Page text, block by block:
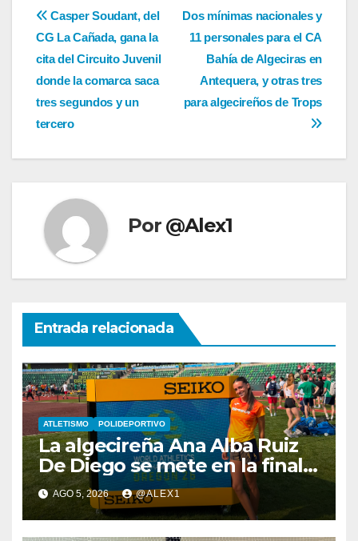
Navegación
de
entradas
Dos mínimas nacionales y
11 personales para el CA
Bahía de Algeciras en
Antequera, y otras tres
para algecireños de Trops
Casper Soudant, del
CG La Cañada, gana la
cita del Circuito Juvenil
donde la comarca saca
tres segundos y un
tercero
Por @Alex1
Entrada relacionada
ATLETISMO POLIDEPORTIVO
La algecireña Ana Alba Ruiz
De Diego se mete en la final
del Mundial Sub-20 con el
Relevo Mixto de 4×400
AGO 5, 2026 @ALEX1